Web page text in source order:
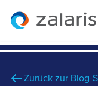
Zurück zur Blog-